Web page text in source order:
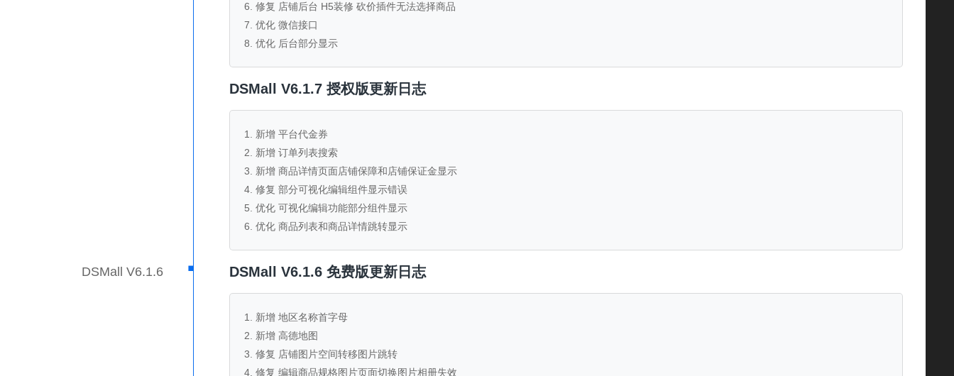
6. 修复 店铺后台 H5装修 砍价插件无法选择商品
7. 优化 微信接口
8. 优化 后台部分显示
DSMall V6.1.7 授权版更新日志
1. 新增 平台代金券
2. 新增 订单列表搜索
3. 新增 商品详情页面店铺保障和店铺保证金显示
4. 修复 部分可视化编辑组件显示错误
5. 优化 可视化编辑功能部分组件显示
6. 优化 商品列表和商品详情跳转显示
DSMall V6.1.6 · DSMall V6.1.6 免费版更新日志
1. 新增 地区名称首字母
2. 新增 高德地图
3. 修复 店铺图片空间转移图片跳转
4. 修复 编辑商品规格图片页面切换图片相册失效